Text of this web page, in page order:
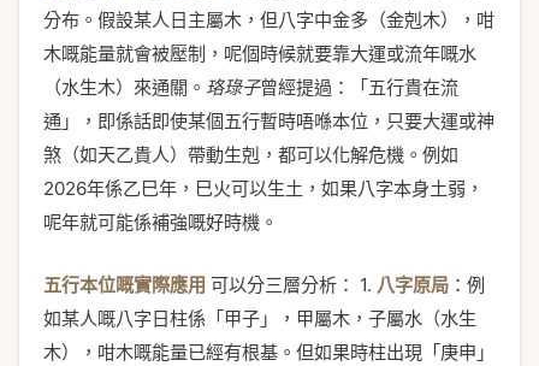
分布。假設某人日主屬木，但八字中金多（金剋木），咁
木嘅能量就會被壓制，呢個時候就要靠大運或流年嘅水
（水生木）來通關。 珞琭子曾經提過：「五行貴在流
通」，即係話即使某個五行暫時唔喺本位，只要大運或神
煞（如天乙貴人）帶動生剋，都可以化解危機。例如
2026年係乙巳年，巳火可以生土，如果八字本身土弱，
呢年就可能係補強嘅好時機。
五行本位嘅實際應用 可以分三層分析： 1. 八字原局 ：例
如某人嘅八字日柱係「甲子」，甲屬木，子屬水（水生
木），咁木嘅能量已經有根基。但如果時柱出現「庚申」